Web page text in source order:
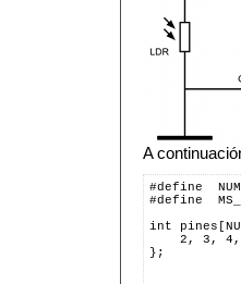
A
#define
#define
int
2, 3,
};